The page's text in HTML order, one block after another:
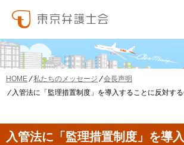
HOME 私たちのメッセージ
会長声明
入管法に「監理措置制度」を導入することに反対す
入管法に「監理措置制度」を導